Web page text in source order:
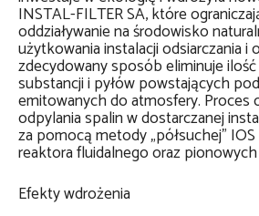
INSTAL-FILTER SA, które
oddziaływanie na środowisko
użytkowania instalacji odsiarczania i
zdecydowany sposób eliminuje
substancji i pyłów powstających
emitowanych do atmosfery. Proces
odpylania spalin w dostarczanej
za pomocą metody „półsuchej”
reaktora fluidalnego oraz
Efekty wdrożenia